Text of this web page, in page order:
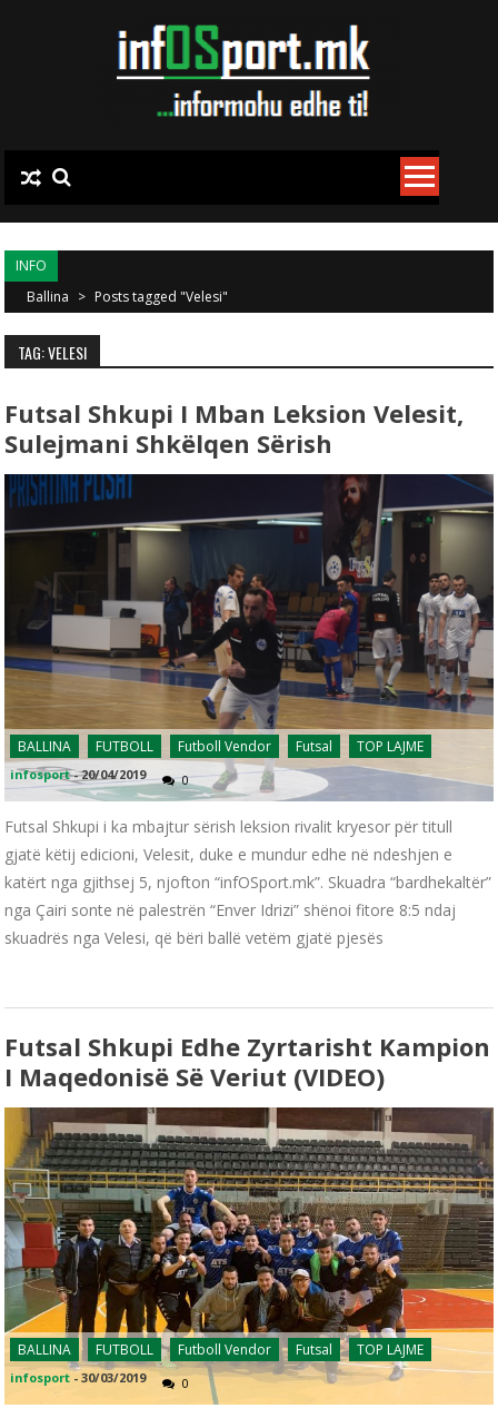
INFO
Ballina > Posts tagged "Velesi"
TAG: VELESI
Futsal Shkupi I Mban Leksion Velesit,
Sulejmani Shkëlqen Sërish
BALLINA FUTBOLL Futboll Vendor Futsal TOP LAJME
infosport -20/04/2019 0
Futsal Shkupi i ka mbajtur sërish leksion rivalit kryesor për titull
gjatë këtij edicioni, Velesit, duke e mundur edhe në ndeshjen e
katërt nga gjithsej 5, njofton “infOSport.mk”. Skuadra “bardhekaltër”
nga Çairi sonte në palestrën “Enver Idrizi” shënoi fitore 8:5 ndaj
skuadrës nga Velesi, që bëri ballë vetëm gjatë pjesës
Futsal Shkupi Edhe Zyrtarisht Kampion
I Maqedonisë Së Veriut (VIDEO)
BALLINA FUTBOLL Futboll Vendor Futsal TOP LAJME
infosport -30/03/2019 0